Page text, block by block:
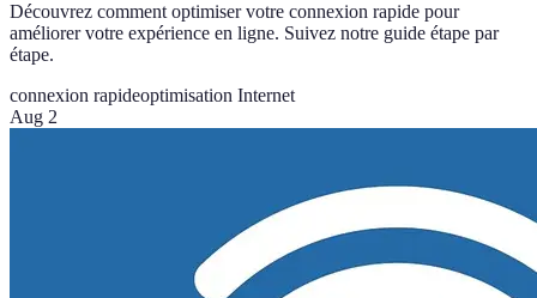
Découvrez comment optimiser votre connexion rapide pour
améliorer votre expérience en ligne. Suivez notre guide étape par
étape.
connexion rapideoptimisation Internet
Aug 2